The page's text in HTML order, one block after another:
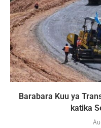
Barabara Kuu ya
katika